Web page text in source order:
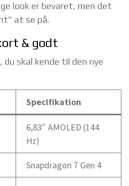
look er bevaret, men det
at se på.
& godt
skal kende til den nye
Specifikation
6,83″ AMOLED (144
Hz)
Snapdragon 7 Gen 4